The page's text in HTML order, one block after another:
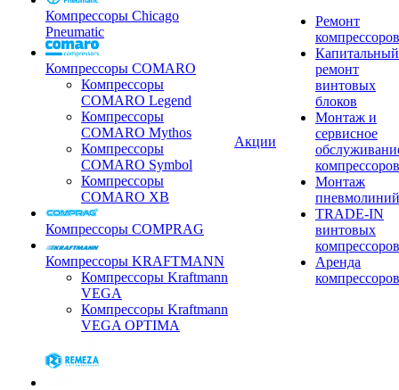
Компрессоры Chicago
Pneumatic
Компрессоры COMARO
Компрессоры
COMARO Legend
Компрессоры
COMARO Mythos
Компрессоры
COMARO Symbol
Компрессоры
COMARO XB
Компрессоры COMPRAG
Компрессоры KRAFTMANN
Компрессоры Kraftmann
VEGA
Компрессоры Kraftmann
VEGA OPTIMA
Акции
Ремонт
компрессоров
Капитальный
ремонт
винтовых
блоков
Монтаж и
сервисное
компрессоров
Монтаж
пневмолиний
TRADE-IN
винтовых
компрессоров
Аренда
компрессоров